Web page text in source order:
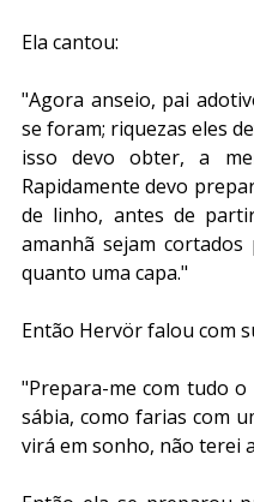
Ela cantou:
"Agora anseio, pai
se foram; riquezas eles
isso devo obter, a
Rapidamente devo
de linho, antes de
amanhã sejam
quanto uma capa."
Então Hervör falou com
"Prepara-me com tudo
sábia, como farias com
virá em sonho, não terei